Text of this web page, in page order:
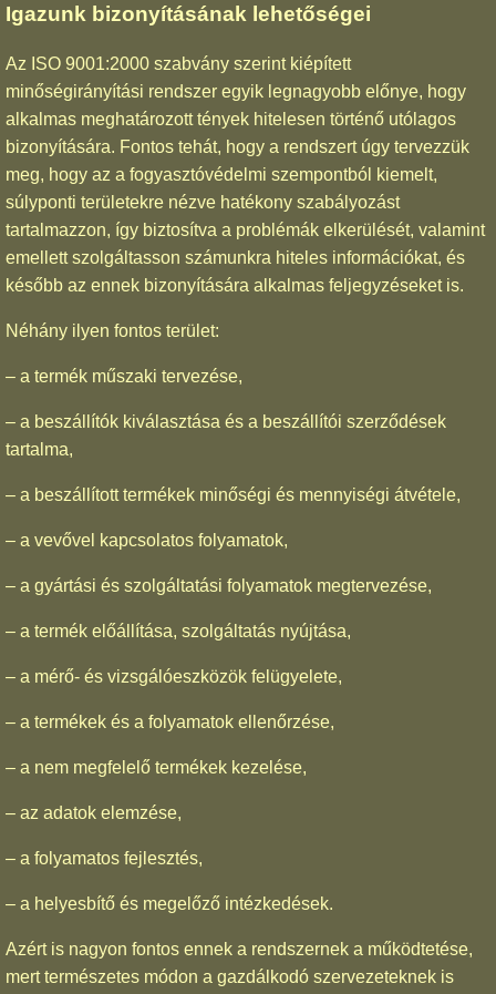
Igazunk bizonyításának lehetőségei
Az ISO 9001:2000 szabvány szerint kiépített
minőségirányítási rendszer egyik legnagyobb előnye, hogy
alkalmas meghatározott tények hitelesen történő utólagos
bizonyítására. Fontos tehát, hogy a rendszert úgy tervezzük
meg, hogy az a fogyasztóvédelmi szempontból kiemelt,
súlyponti területekre nézve hatékony szabályozást
tartalmazzon, így biztosítva a problémák elkerülését, valamint
emellett szolgáltasson számunkra hiteles információkat, és
később az ennek bizonyítására alkalmas feljegyzéseket is.
Néhány ilyen fontos terület:
– a termék műszaki tervezése,
– a beszállítók kiválasztása és a beszállítói szerződések
tartalma,
– a beszállított termékek minőségi és mennyiségi átvétele,
– a vevővel kapcsolatos folyamatok,
– a gyártási és szolgáltatási folyamatok megtervezése,
– a termék előállítása, szolgáltatás nyújtása,
– a mérő- és vizsgálóeszközök felügyelete,
– a termékek és a folyamatok ellenőrzése,
– a nem megfelelő termékek kezelése,
– az adatok elemzése,
– a folyamatos fejlesztés,
– a helyesbítő és megelőző intézkedések.
Azért is nagyon fontos ennek a rendszernek a működtetése,
mert természetes módon a gazdálkodó szervezeteknek is